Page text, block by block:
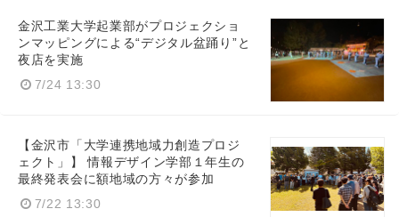
金沢工業大学起業部がプロジェクショ
ンマッピングによる“デジタル盆踊り”と
夜店を実施
7/24 13:30
【金沢市「大学連携地域力創造プロジ
ェクト」】 情報デザイン学部１年生の
最終発表会に額地域の方々が参加
7/22 13:30